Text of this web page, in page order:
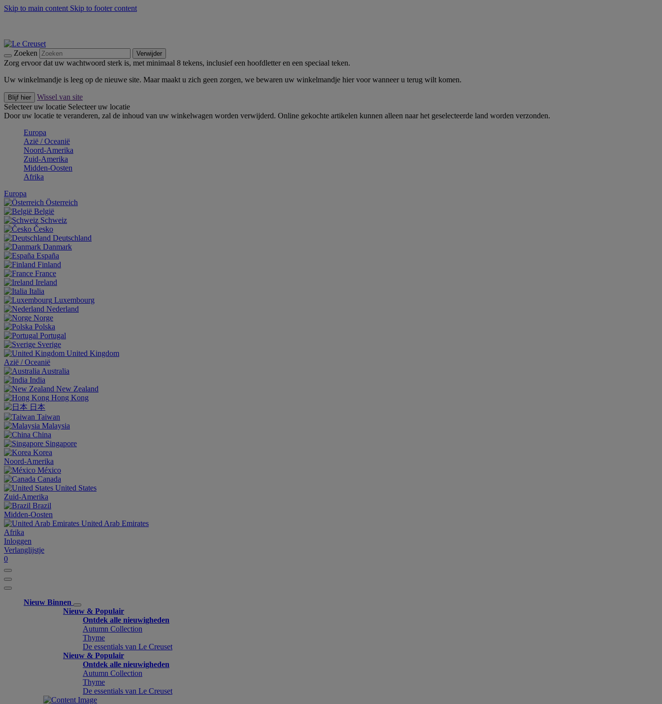
Skip to main content Skip to footer content
Zoeken Verwijder
Zorg ervoor dat uw wachtwoord sterk is, met minimaal 8 tekens, inclusief een hoofdletter en een speciaal teken.
Uw winkelmandje is leeg op de nieuwe site. Maar maakt u zich geen zorgen, we bewaren uw winkelmandje hier voor wanneer u terug wilt komen.
Blijf hier
Wissel van site
Selecteer uw locatie Selecteer uw locatie
Door uw locatie te veranderen, zal de inhoud van uw winkelwagen worden verwijderd. Online gekochte artikelen kunnen alleen naar het geselecteerde land worden verzonden.
Europa
Aziё / Oceaniё
Noord-Amerika
Zuid-Amerika
Midden-Oosten
Afrika
Europa
Österreich
België
Schweiz
Česko
Deutschland
Danmark
España
Finland
France
Ireland
Italia
Luxembourg
Nederland
Norge
Polska
Portugal
Sverige
United Kingdom
Aziё / Oceaniё
Australia
India
New Zealand
Hong Kong
日本
Taiwan
Malaysia
China
Singapore
Korea
Noord-Amerika
México
Canada
United States
Zuid-Amerika
Brazil
Midden-Oosten
United Arab Emirates
Afrika
Inloggen
Verlanglijstje
0
Nieuw Binnen
Nieuw & Populair
Ontdek alle nieuwigheden
Autumn Collection
Thyme
De essentials van Le Creuset
Nieuw & Populair
Ontdek alle nieuwigheden
Autumn Collection
Thyme
De essentials van Le Creuset